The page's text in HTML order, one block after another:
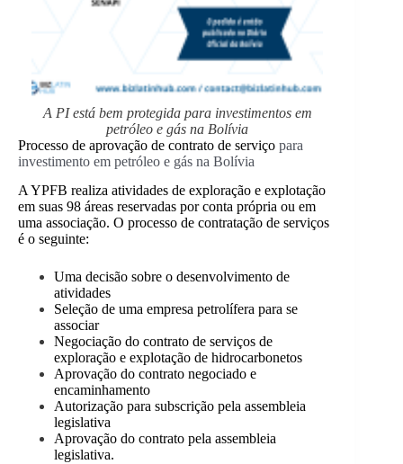
A PI está bem protegida para investimentos em
petróleo e gás na Bolívia
Processo de aprovação de contrato de serviço para
investimento em petróleo e gás na Bolívia
A YPFB realiza atividades de exploração e explotação
em suas 98 áreas reservadas por conta própria ou em
uma associação. O processo de contratação de serviços
é o seguinte:
Uma decisão sobre o desenvolvimento de
atividades
Seleção de uma empresa petrolífera para se
associar
Negociação do contrato de serviços de
exploração e explotação de hidrocarbonetos
Aprovação do contrato negociado e
encaminhamento
Autorização para subscrição pela assembleia
legislativa
Aprovação do contrato pela assembleia
legislativa.